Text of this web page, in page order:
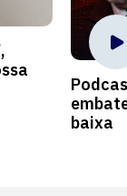
baixa